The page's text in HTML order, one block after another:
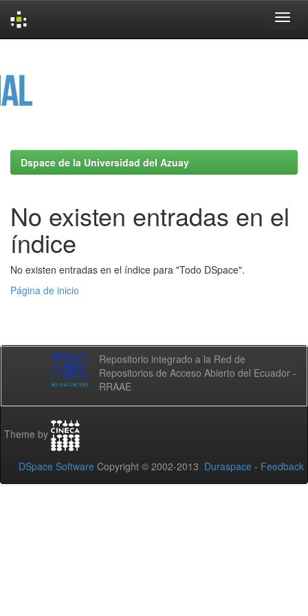
Dspace de la Universidad del Azuay
No existen entradas en el
índice
No existen entradas en el índice para "Todo DSpace".
Página de inicio
Repositorio integrado a la Red de
Repositorios de Acceso Abierto del Ecuador -
RRAAE
Theme by
DSpace Software Copyright © 2002-2013 Duraspace - Feedback